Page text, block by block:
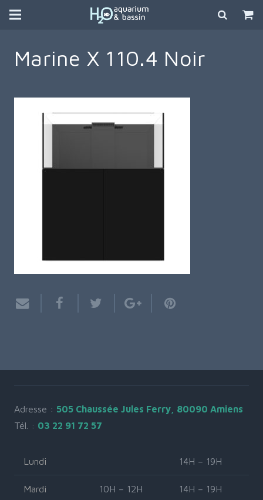
Marine X 110.4 Noir
Adresse : 505 Chaussée Jules Ferry, 80090 Amiens
Tél. : 03 22 91 72 57
Lundi 14H – 19H
Mardi 10H – 12H 14H – 19H